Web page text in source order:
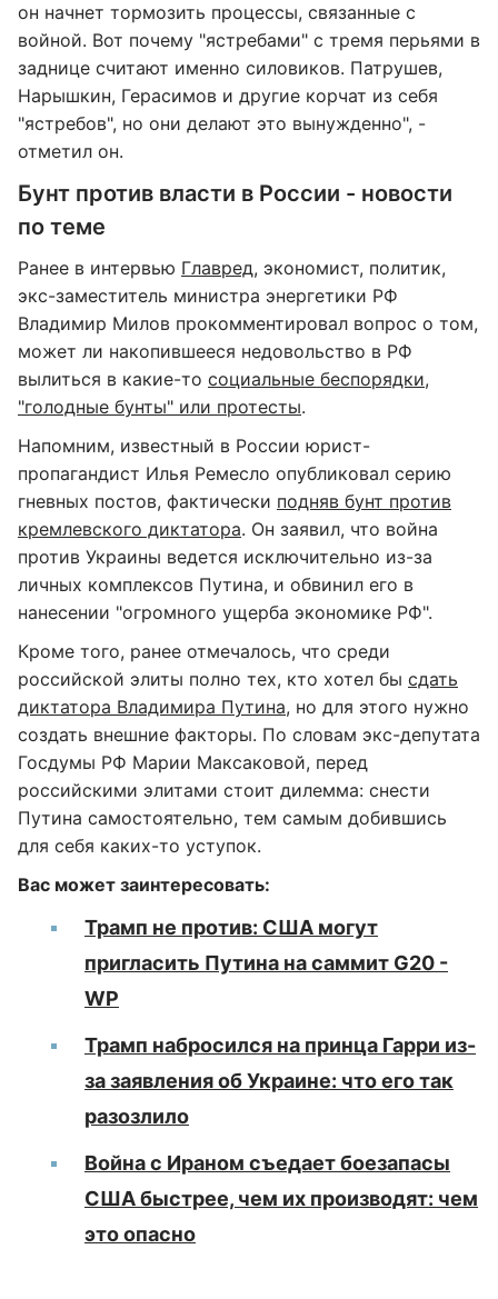
он начнет тормозить процессы, связанные с
войной. Вот почему "ястребами" с тремя перьями в
заднице считают именно силовиков. Патрушев,
Нарышкин, Герасимов и другие корчат из себя
"ястребов", но они делают это вынужденно", -
отметил он.
Бунт против власти в России - новости
по теме
Ранее в интервью Главред, экономист, политик,
экс-заместитель министра энергетики РФ
Владимир Милов прокомментировал вопрос о том,
может ли накопившееся недовольство в РФ
вылиться в какие-то социальные беспорядки,
"голодные бунты" или протесты.
Напомним, известный в России юрист-
пропагандист Илья Ремесло опубликовал серию
гневных постов, фактически подняв бунт против
кремлевского диктатора. Он заявил, что война
против Украины ведется исключительно из-за
личных комплексов Путина, и обвинил его в
нанесении "огромного ущерба экономике РФ".
Кроме того, ранее отмечалось, что среди
российской элиты полно тех, кто хотел бы сдать
диктатора Владимира Путина, но для этого нужно
создать внешние факторы. По словам экс-депутата
Госдумы РФ Марии Максаковой, перед
российскими элитами стоит дилемма: снести
Путина самостоятельно, тем самым добившись
для себя каких-то уступок.
Вас может заинтересовать:
Трамп не против: США могут
пригласить Путина на саммит G20 -
WP
Трамп набросился на принца Гарри из-
за заявления об Украине: что его так
разозлило
Война с Ираном съедает боезапасы
США быстрее, чем их производят: чем
это опасно